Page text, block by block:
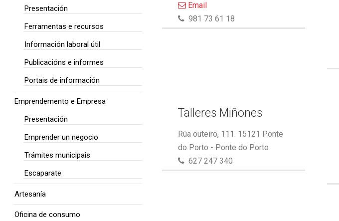
Email
981 73 61 18
Talleres Miñones
Rúa outeiro, 111. 15121 Ponte
do Porto - Ponte do Porto
627 247 340
Presentación
Ferramentas e recursos
Información laboral útil
Publicacións e informes
Portais de información
Emprendemento e Empresa
Presentación
Emprender un negocio
Trámites municipais
Escaparate
Artesanía
Oficina de consumo